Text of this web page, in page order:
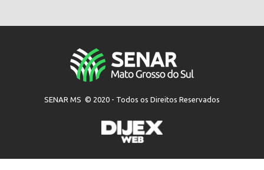
SENAR MS © 2020 - Todos os Direitos Reservados